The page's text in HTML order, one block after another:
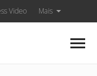
Video Mais